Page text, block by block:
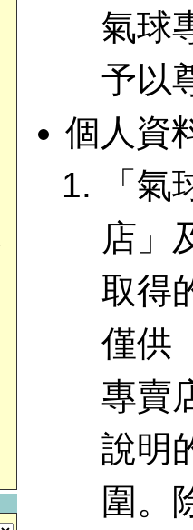
氣球
予以
個人資
「
店」
取得
僅供
專賣
說明
圍。